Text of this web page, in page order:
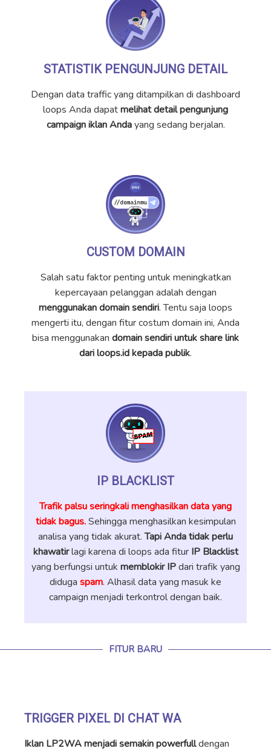
STATISTIK PENGUNJUNG DETAIL
Dengan data traffic yang ditampilkan di dashboard
loops Anda dapatmelihat detail pengunjung
campaign iklan Andayang sedang berjalan.
CUSTOM DOMAIN
Salah satu faktor penting untuk meningkatkan
kepercayaan pelanggan adalah dengan
menggunakan domain sendiri. Tentu saja loops
mengerti itu, dengan fitur costum domain ini, Anda
bisa menggunakan domain sendiri untuk share link
dari loops.id kepada publik.
IP BLACKLIST
Trafik palsu seringkali menghasilkan data yang
tidak bagus.Sehingga menghasilkan kesimpulan
analisa yang tidak akurat.Tapi Anda tidak perlu
khawatirlagi karena di loops ada fiturIP Blacklist
yang berfungsi untuk memblokir IPdari trafik yang
diduga spam. Alhasil data yang masuk ke
campaign menjadi terkontrol dengan baik.
FITUR BARU
TRIGGER PIXEL DI CHAT WA
Iklan LP2WA menjadi semakin powerfulldengan